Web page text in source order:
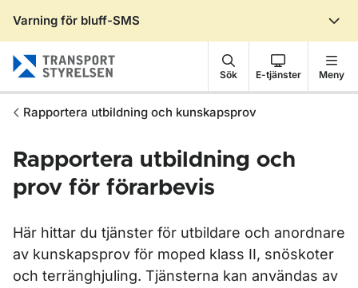
Varning för bluff-SMS
Sök E-tjänster Meny
Rapportera utbildning och kunskapsprov
Rapportera utbildning och
prov för förarbevis
Här hittar du tjänster för utbildare och anordnare
av kunskapsprov för moped klass II, snöskoter
och terränghjuling. Tjänsterna kan användas av